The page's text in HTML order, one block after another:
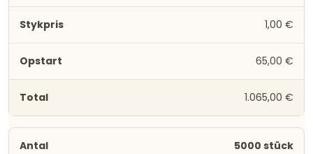
1,00 €
65,00 €
1.065,00 €
5000 stück